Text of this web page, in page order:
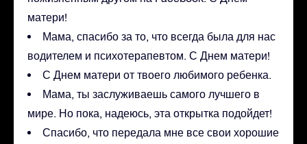
матери!
Мама, спасибо за то, что всегда была для нас
водителем и психотерапевтом. С Днем матери!
С Днем матери от твоего любимого ребенка.
Мама, ты заслуживаешь самого лучшего в
мире. Но пока, надеюсь, эта открытка подойдет!
Спасибо, что передала мне все свои хорошие